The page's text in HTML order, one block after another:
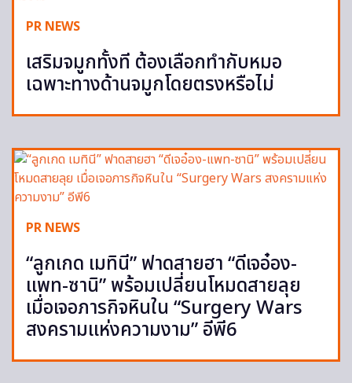
PR NEWS
เสริมจมูกทั้งที ต้องเลือกทำกับหมอ
เฉพาะทางด้านจมูกโดยตรงหรือไม่
PR NEWS
“ลูกเกด เมทินี” ฟาดสายฮา “ดีเจอ๋อง-
แพท-ซานิ” พร้อมเปลี่ยนโหมดสายลุย
เมื่อเจอภารกิจหินใน “Surgery Wars
สงครามแห่งความงาม” อีพี6